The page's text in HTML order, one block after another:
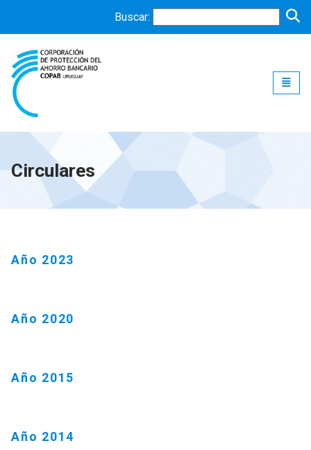
Buscar:
Circulares
Año 2023
Año 2020
Año 2015
Año 2014